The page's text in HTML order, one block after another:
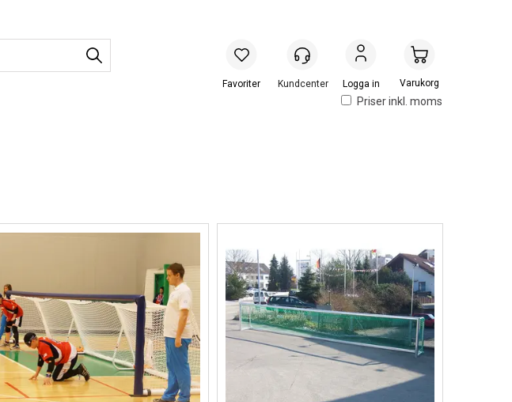
Priser inkl. moms
Logga in Handlevogn